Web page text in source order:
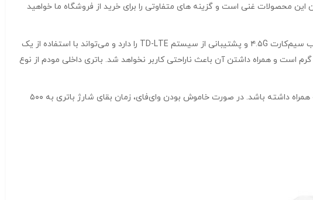
این محصولات غنی است و گزینه های متفاوتی را برای خرید از فروشگاه ما خواهید
سیمکارتی جیبی برند HUAWEI مدل E5785-320a یکی از محصولات برند «هوآوی» (Huawei) است. این مودم همراه، قابلیت نصب سیم‌کارت ۴.۵G و پشتیبانی از سیستم TD-LTE را دارد و می‌تواند با استفاده از یک
سیم‌کارت، اینترنت پرسرعت را در اختیارتان قرار دهد. E5785 بسیار کوچک است و وزن خیلی کمی دارد. وزن مودم به همراه باتری ۱۲۳ گرم است و همراه داشتن آن باعث ناراحتی کاربر نخواهد شد. باتری داخلی مودم از نوع
مودم سیمکارتی جیبی برند HUAWEI مدل E5785-320a با ظرفیت بالای باتری می‌تواند تا ۱۰ ساعت استفاده‌ی پیوسته از اینترنت را به همراه داشته باشد. در صورت خاموش بودن وای‌فای، زمان بقای شارژ باتری به ۵۰۰